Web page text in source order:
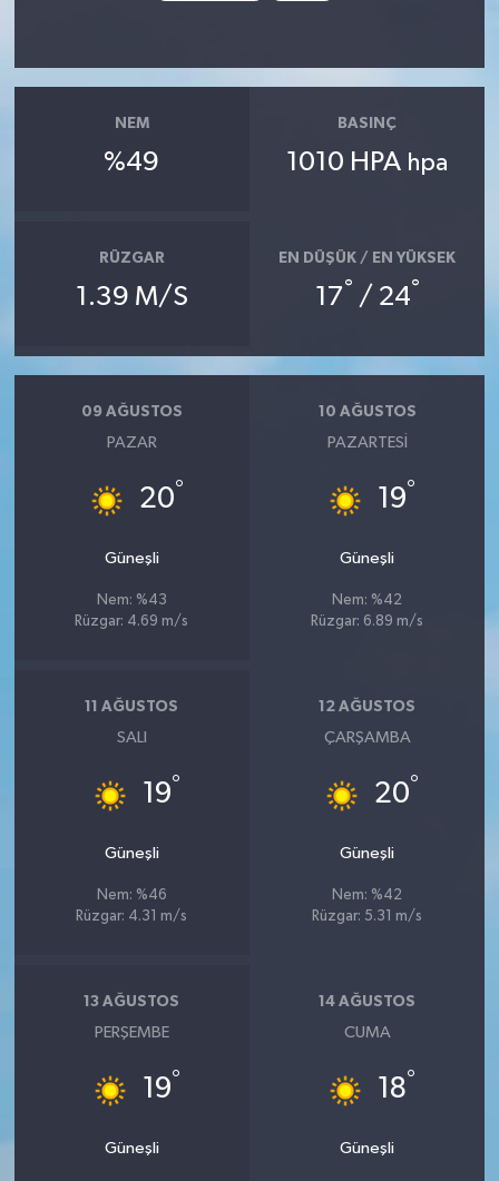
NEM
%49
BASINÇ
1010 HPA hpa
RÜZGAR
1.39 M/S
EN DÜŞÜK / EN YÜKSEK
17° / 24°
09 AĞUSTOS
PAZAR
20°
Güneşli
Nem: %43
Rüzgar: 4.69 m/s
10 AĞUSTOS
PAZARTESI
19°
Güneşli
Nem: %42
Rüzgar: 6.89 m/s
11 AĞUSTOS
SALI
19°
Güneşli
Nem: %46
Rüzgar: 4.31 m/s
12 AĞUSTOS
ÇARŞAMBA
20°
Güneşli
Nem: %42
Rüzgar: 5.31 m/s
13 AĞUSTOS
PERŞEMBE
19°
Güneşli
14 AĞUSTOS
CUMA
18°
Güneşli